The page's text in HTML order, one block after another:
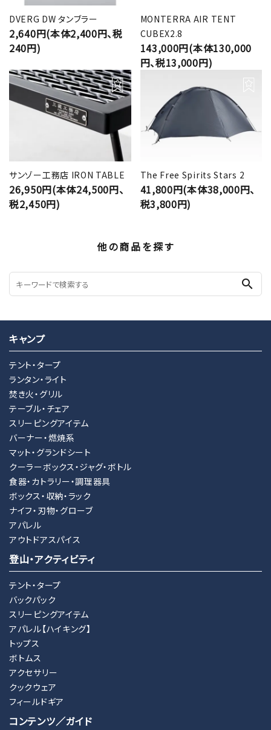
DVERG DW タンブラー
2,640円(本体2,400円、税
240円)
MONTERRA AIR TENT
CUBEX2.8
143,000円(本体130,000
円、税13,000円)
サンゾー工務店 IRON TABLE
26,950円(本体24,500円、
税2,450円)
The Free Spirits Stars 2
41,800円(本体38,000円、
税3,800円)
他の商品を探す
search
キャンプ
テント・タープ
ランタン・ライト
焚き火・グリル
テーブル・チェア
スリーピングアイテム
バーナー・燃焼系
マット・グランドシート
クーラーボックス・ジャグ・ボトル
食器・カトラリー・調理器具
ボックス・収納・ラック
ナイフ・刃物・グローブ
アパレル
アウトドアスパイス
登山・アクティビティ
テント・タープ
バックパック
スリーピングアイテム
アパレル【ハイキング】
トップス
ボトムス
アクセサリー
クックウェア
フィールドギア
コンテンツ／ガイド